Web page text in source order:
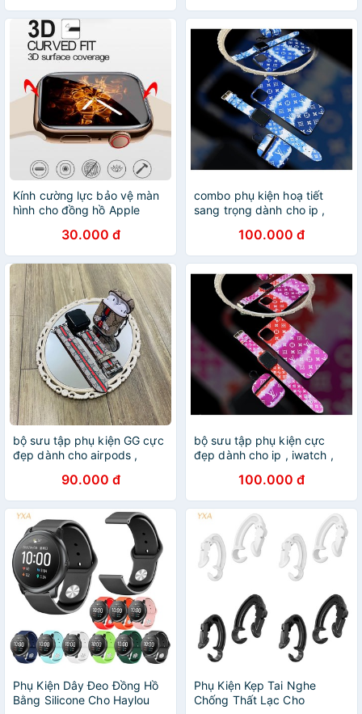
Kính cường lực bảo vệ màn
hình cho đồng hồ Apple
30.000 đ
combo phụ kiện hoạ tiết
sang trọng dành cho ip ,
100.000 đ
bộ sưu tập phụ kiện GG cực
đẹp dành cho airpods ,
90.000 đ
bộ sưu tập phụ kiện cực
đẹp dành cho ip , iwatch ,
100.000 đ
Phụ Kiện Dây Đeo Đồng Hồ
Bằng Silicone Cho Haylou
Phụ Kiện Kẹp Tai Nghe
Chống Thất Lạc Cho